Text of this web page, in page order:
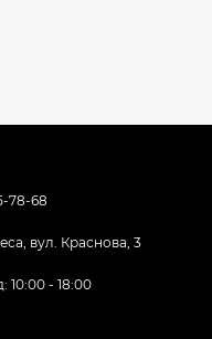
78-68
вул. Краснова, 3
10:00 - 18:00